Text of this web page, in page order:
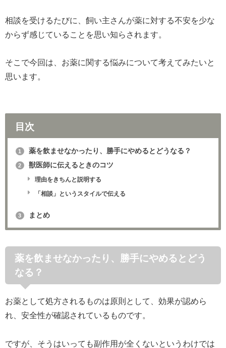
相談を受けるたびに、飼い主さんが薬に対する不安を少な
からず感じていることを思い知らされます。
そこで今回は、お薬に関する悩みについて考えてみたいと
思います。
目次
1 薬を飲ませなかったり、勝手にやめるとどうなる？
2 獣医師に伝えるときのコツ
理由をきちんと説明する
「相談」というスタイルで伝える
3 まとめ
薬を飲ませなかったり、勝手にやめるとどう
なる？
お薬として処方されるものは原則として、効果が認めら
れ、安全性が確認されているものです。
ですが、そうはいっても副作用が全くないというわけでは